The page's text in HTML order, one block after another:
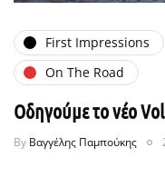
First Impressions
On The Road
Οδηγούμε το νέο
By Βαγγέλης Παμπούκης